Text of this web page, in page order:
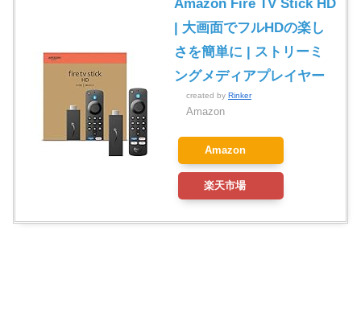
Amazon Fire TV Stick HD
| 大画面でフルHDの楽し
さを簡単に | ストリーミ
ングメディアプレイヤー
created by Rinker
Amazon
Amazon
楽天市場